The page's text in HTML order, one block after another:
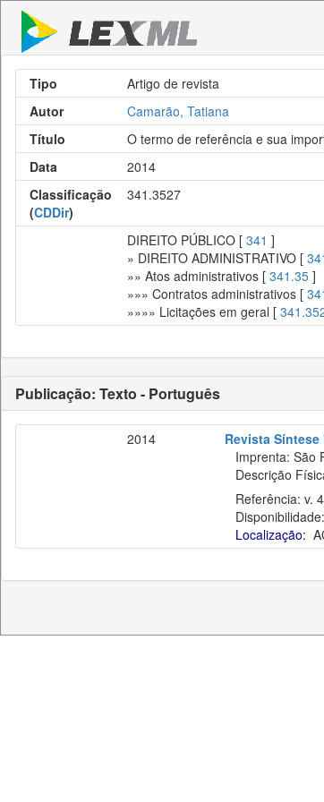
Tipo
Artigo de revista
Autor
Camarão, Tatiana
Título
O termo de referência e sua
Data
2014
Classificação
(CDDir)
341.3527
DIREITO PÚBLICO [ 341 ]
» DIREITO ADMINISTRATIVO [
»» Atos administrativos [ 341.35 ]
»»» Contratos administrativos [
»»»» Licitações em geral [
Publicação: Texto - Português
2014
Revista
Imprenta: São
Descrição
Referência: v.
Disponibilidade:
Localização: